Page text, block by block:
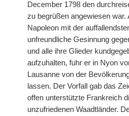
December 1798 den
zu begrüßen angewiesen war.
Napoleon mit der
unfreundliche Gesinnung
und alle ihre Glieder
aufzuhalten, fuhr er in Nyon
Lausanne von der
lassen. Der Vorfall gab das
offen unterstützte Frankreich
unzufriedenen Waadtländer.